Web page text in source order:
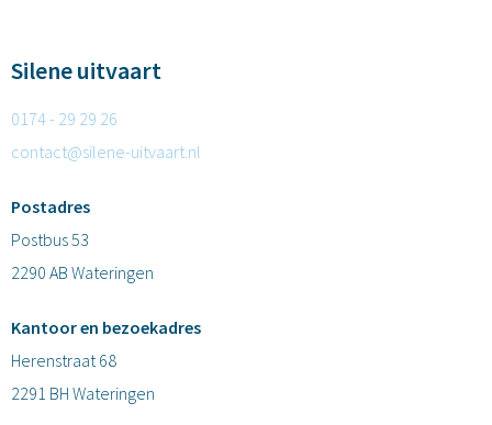
Silene uitvaart
0174 - 29 29 26
contact@silene-uitvaart.nl
Postadres
Postbus 53
2290 AB Wateringen
Kantoor en bezoekadres
Herenstraat 68
2291 BH Wateringen